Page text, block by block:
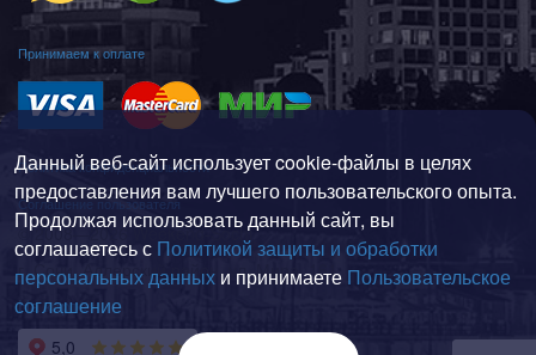
Принимаем к оплате
Политика конфиденциальности
Соглашение пользователя
© 2008—2026 Weekend-Sochi
г. Сочи, Адлерский район, ул. Мира, 161
На карте
Данный веб-сайт использует cookie-файлы в целях
предоставления вам лучшего пользовательского опыта.
Продолжая использовать данный сайт, вы
соглашаетесь с Политикой защиты и обработки
персональных данных и принимаете Пользовательское
соглашение